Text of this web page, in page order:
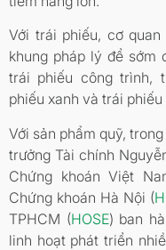
Với trái phiếu, cơ
khung pháp lý để sớm
trái phiếu công trình,
phiếu xanh và trái phiếu
Với sản phẩm quỹ,
trưởng Tài chính
Chứng khoán Việt
Chứng khoán Hà Nội (
TPHCM (HOSE) ban
linh hoạt phát triển